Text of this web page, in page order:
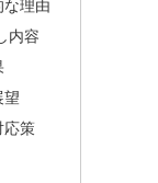
理由
内容
望
応策